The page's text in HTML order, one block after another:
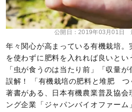
公開日：2019年03月01日
年々関心が高まっている有機栽培。
を使わずに肥料を入れれば良いとい
「虫が食うのは当たり前」「収量
誤解！ 「有機栽培の肥料と堆肥 つ
著書がある、日本有機農業普及協会
ング企業「ジャパンバイオファーム